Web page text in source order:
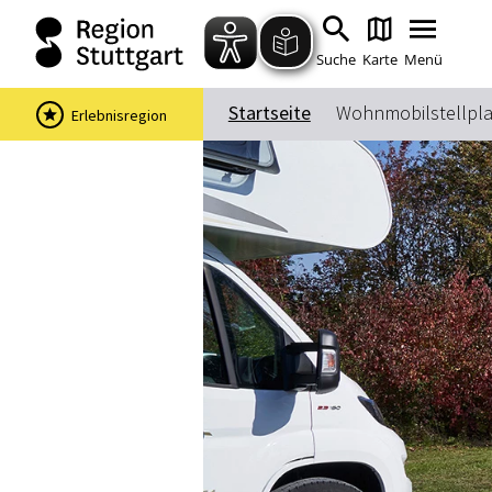
Suche Karte Menü
Startseite
Erlebnisregion